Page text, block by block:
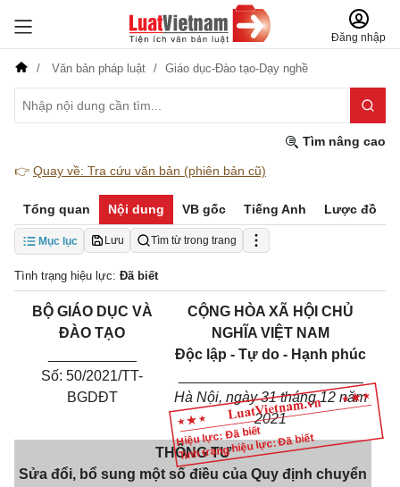
Đăng nhập
Văn bản pháp luật Giáo dục-Đào tạo-Dạy nghề
Tìm nâng cao
👉 Quay về: Tra cứu văn bản (phiên bản cũ)
Tổng quan Nội dung VB gốc Tiếng Anh Lược đồ
Mục lục Lưu Tìm từ trong trang
Tình trạng hiệu lực: Đã biết
Hiệu lực: Đã biết
Tình trạng hiệu lực: Đã biết
BỘGIÁO DỤC VÀ
ĐÀO TẠO
Số: 50/2021/TT-
BGDĐT
CỘNG HÒA XÃ HỘI CHỦ
NGHĨA VIỆT NAM
Độc lập - Tự do - Hạnh phúc
Hà Nội, ngày 31 tháng 12 năm
2021
THÔNG TƯ
Sửa đổi, bổ sung một số điều của Quy định chuyển